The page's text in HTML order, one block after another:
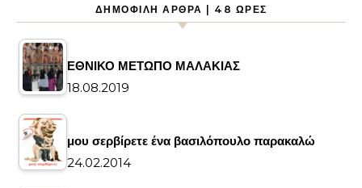
ΔΗΜΟΦΙΛΉ ΆΡΘΡΑ | 48 ΏΡΕΣ
ΕΘΝΙΚΟ ΜΕΤΩΠΟ ΜΑΛΑΚΙΑΣ
18.08.2019
μου σερβίρετε ένα βασιλόπουλο παρακαλώ
24.02.2014